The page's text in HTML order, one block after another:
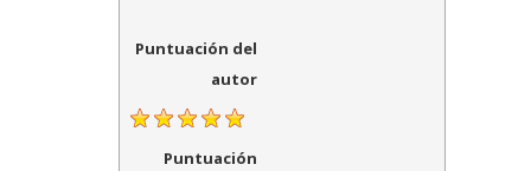
Puntuación del
autor
Puntuación